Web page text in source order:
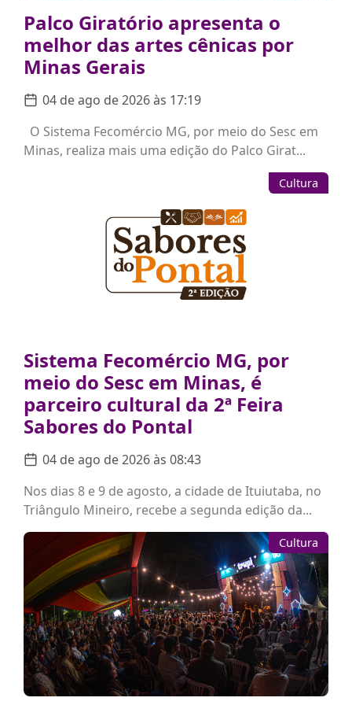
Palco Giratório apresenta o
melhor das artes cênicas por
Minas Gerais
04 de ago de 2026 às 17:19
O Sistema Fecomércio MG, por meio do Sesc em
Minas, realiza mais uma edição do Palco Girat...
Cultura
Sistema Fecomércio MG, por
meio do Sesc em Minas, é
parceiro cultural da 2ª Feira
Sabores do Pontal
04 de ago de 2026 às 08:43
Nos dias 8 e 9 de agosto, a cidade de Ituiutaba, no
Triângulo Mineiro, recebe a segunda edição da...
Cultura